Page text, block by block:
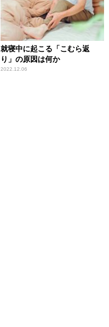
就寝中に起こる「こむら返
り」の原因は何か
2022.12.06